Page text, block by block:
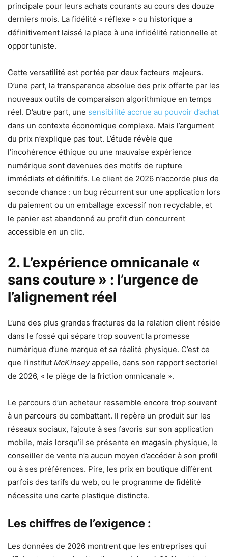
principale pour leurs achats courants au cours des douze
derniers mois. La fidélité « réflexe » ou historique a
définitivement laissé la place à une infidélité rationnelle et
opportuniste.
Cette versatilité est portée par deux facteurs majeurs.
D’une part, la transparence absolue des prix offerte par les
nouveaux outils de comparaison algorithmique en temps
réel. D’autre part, une sensibilité accrue au pouvoir d’achat
dans un contexte économique complexe. Mais l’argument
du prix n’explique pas tout. L’étude révèle que
l’incohérence éthique ou une mauvaise expérience
numérique sont devenues des motifs de rupture
immédiats et définitifs. Le client de 2026 n’accorde plus de
seconde chance : un bug récurrent sur une application lors
du paiement ou un emballage excessif non recyclable, et
le panier est abandonné au profit d’un concurrent
accessible en un clic.
2. L’expérience omnicanale «
sans couture » : l’urgence de
l’alignement réel
L’une des plus grandes fractures de la relation client réside
dans le fossé qui sépare trop souvent la promesse
numérique d’une marque et sa réalité physique. C’est ce
que l’institut McKinseyappelle, dans son rapport sectoriel
de 2026, « le piège de la friction omnicanale ».
Le parcours d’un acheteur ressemble encore trop souvent
à un parcours du combattant. Il repère un produit sur les
réseaux sociaux, l’ajoute à ses favoris sur son application
mobile, mais lorsqu’il se présente en magasin physique, le
conseiller de vente n’a aucun moyen d’accéder à son profil
ou à ses préférences. Pire, les prix en boutique diffèrent
parfois des tarifs du web, ou le programme de fidélité
nécessite une carte plastique distincte.
Les chiffres de l’exigence :
Les données de 2026 montrent que les entreprises qui